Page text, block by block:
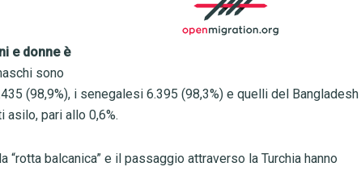
e donne è
sono
(98,9%), i senegalesi 6.395 (98,3%) e quelli del Bangladesh
pari allo 0,6%.
“rotta balcanica” e il passaggio attraverso la Turchia hanno